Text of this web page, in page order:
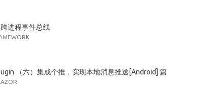
进程事件总线
（六）集成个推，实现本地消息推送[Android] 篇